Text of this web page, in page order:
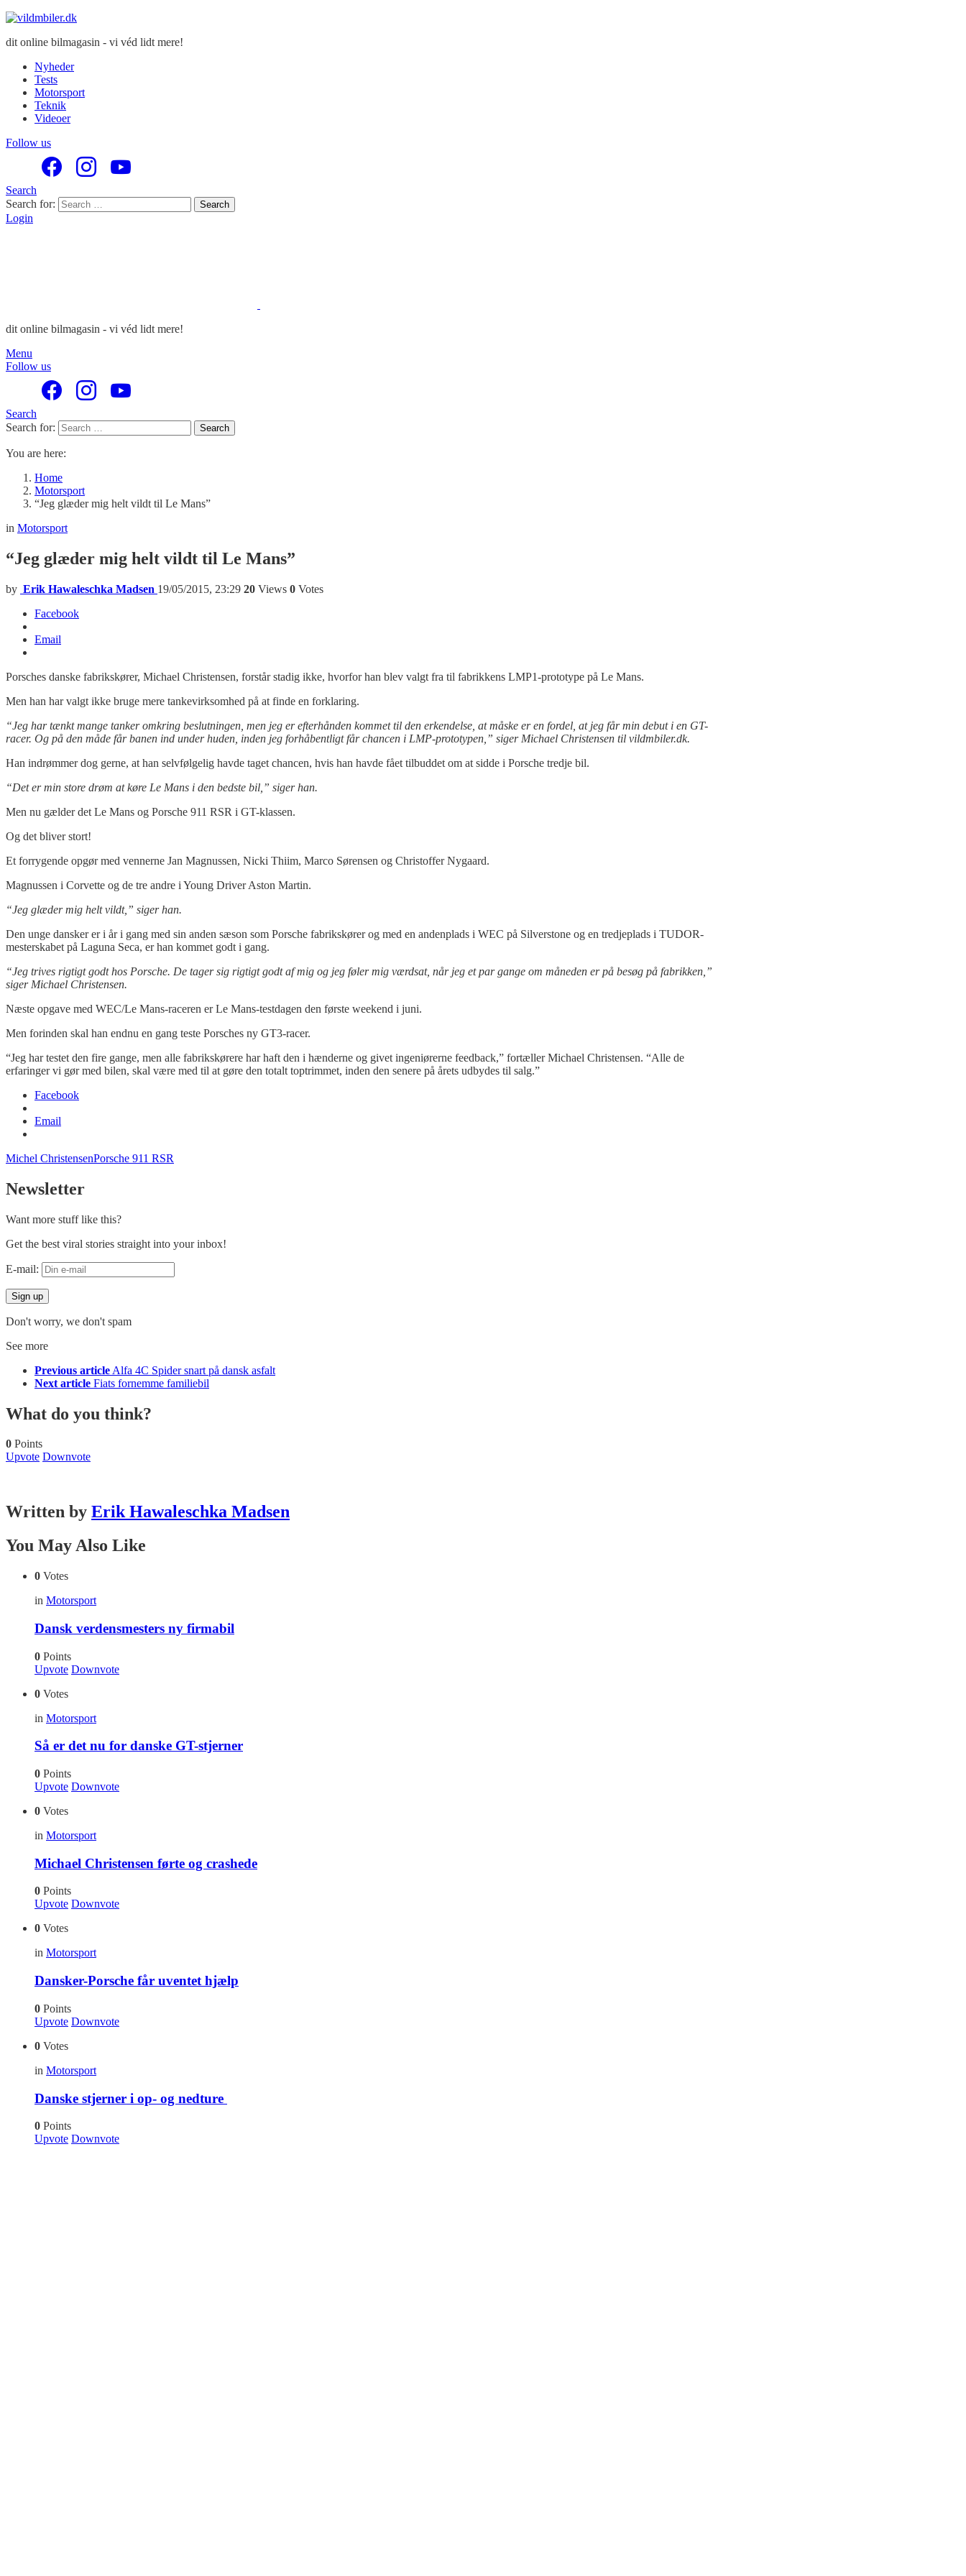
dit online bilmagasin - vi véd lidt mere!
Nyheder
Tests
Motorsport
Teknik
Videoer
Follow us
Search
Search for:
Search
Login
dit online bilmagasin - vi véd lidt mere!
Menu
Follow us
Search
Search for:
Search
You are here:
Home
Motorsport
“Jeg glæder mig helt vildt til Le Mans”
in Motorsport
“Jeg glæder mig helt vildt til Le Mans”
by Erik Hawaleschka Madsen 19/05/2015, 23:29 20 Views 0 Votes
Facebook
Email
Porsches danske fabrikskører, Michael Christensen, forstår stadig ikke, hvorfor han blev valgt fra til fabrikkens LMP1-prototype på Le Mans.
Men han har valgt ikke bruge mere tankevirksomhed på at finde en forklaring.
“Jeg har tænkt mange tanker omkring beslutningen, men jeg er efterhånden kommet til den erkendelse, at måske er en fordel, at jeg får min debut i en GT-
racer. Og på den måde får banen ind under huden, inden jeg forhåbentligt får chancen i LMP-prototypen,” siger Michael Christensen til vildmbiler.dk.
Han indrømmer dog gerne, at han selvfølgelig havde taget chancen, hvis han havde fået tilbuddet om at sidde i Porsche tredje bil.
“Det er min store drøm at køre Le Mans i den bedste bil,” siger han.
Men nu gælder det Le Mans og Porsche 911 RSR i GT-klassen.
Og det bliver stort!
Et forrygende opgør med vennerne Jan Magnussen, Nicki Thiim, Marco Sørensen og Christoffer Nygaard.
Magnussen i Corvette og de tre andre i Young Driver Aston Martin.
“Jeg glæder mig helt vildt,” siger han.
Den unge dansker er i år i gang med sin anden sæson som Porsche fabrikskører og med en andenplads i WEC på Silverstone og en tredjeplads i TUDOR-
mesterskabet på Laguna Seca, er han kommet godt i gang.
“Jeg trives rigtigt godt hos Porsche. De tager sig rigtigt godt af mig og jeg føler mig værdsat, når jeg et par gange om måneden er på besøg på fabrikken,”
siger Michael Christensen.
Næste opgave med WEC/Le Mans-raceren er Le Mans-testdagen den første weekend i juni.
Men forinden skal han endnu en gang teste Porsches ny GT3-racer.
“Jeg har testet den fire gange, men alle fabrikskørere har haft den i hænderne og givet ingeniørerne feedback,” fortæller Michael Christensen. “Alle de
erfaringer vi gør med bilen, skal være med til at gøre den totalt toptrimmet, inden den senere på årets udbydes til salg.”
Facebook
Email
Michel ChristensenPorsche 911 RSR
Newsletter
Want more stuff like this?
Get the best viral stories straight into your inbox!
E-mail:
Don't worry, we don't spam
See more
Previous article Alfa 4C Spider snart på dansk asfalt
Next article Fiats fornemme familiebil
What do you think?
0 Points
Upvote Downvote
Written by Erik Hawaleschka Madsen
You May Also Like
0 Votes
in Motorsport
Dansk verdensmesters ny firmabil
0 Points
Upvote Downvote
0 Votes
in Motorsport
Så er det nu for danske GT-stjerner
0 Points
Upvote Downvote
0 Votes
in Motorsport
Michael Christensen førte og crashede
0 Points
Upvote Downvote
0 Votes
in Motorsport
Dansker-Porsche får uventet hjælp
0 Points
Upvote Downvote
0 Votes
in Motorsport
Danske stjerner i op- og nedture
0 Points
Upvote Downvote